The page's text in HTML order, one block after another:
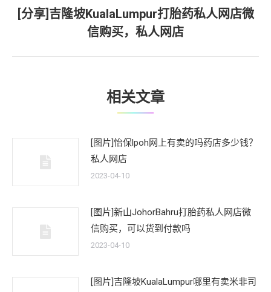
下
一
文
[分享]吉隆坡KualaLumpur打胎药私人网店微
信购买，私人网店
相关文章
[图片]怡保lpoh网上有卖的吗药店多少钱？
私人网店
2023-04-10
[图片]新山JohorBahru打胎药私人网店微
信购买，可以货到付款吗
2023-04-10
[图片]吉隆坡KualaLumpur哪里有卖米非司